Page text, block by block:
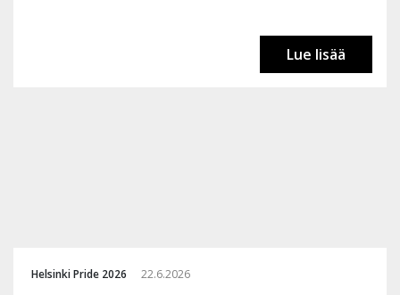
Lue lisää
Helsinki Pride 2026 22.6.2026